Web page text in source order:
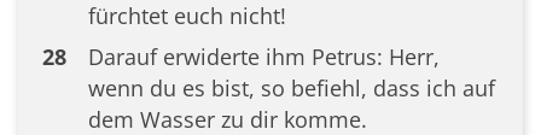
fürchtet euch nicht!
28
Darauf erwiderte ihm Petrus: Herr,
wenn du es bist, so befiehl, dass ich auf
dem Wasser zu dir komme.